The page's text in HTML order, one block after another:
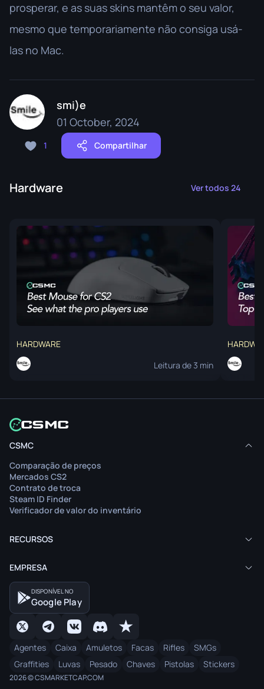
prosperar, e as suas skins mantêm o seu valor,
mesmo que temporariamente não consiga usá-
las no Mac.
smi)e
01 October, 2024
1 Compartilhar
Hardware Ver todos 24
HARDWARE
Leitura de 3 min
O artigo não está disponível no seu idioma.
Leia o artigo no idioma original.
CSMC
Comparação de preços
Mercados CS2
Contrato de troca
Steam ID Finder
Verificador de valor do inventário
RECURSOS
EMPRESA
DISPONÍVEL NO
Google Play
Agentes Caixa Amuletos Facas Rifles
SMGs
Graffities
Luvas Pesado Chaves Pistolas Stickers
2026 © CSMARKETCAP.COM